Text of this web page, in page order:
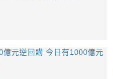
億元逆回購 今日有1000億元